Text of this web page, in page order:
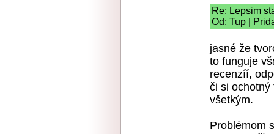
Re: Lepsim
Od: Tup |
jasné že
to funguje
recenzíí,
či si ochotný
všetkým.
Problémom